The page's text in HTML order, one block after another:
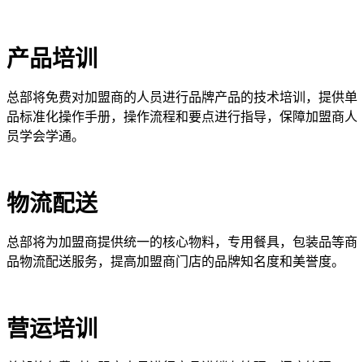
产品培训
总部将免费对加盟商的人员进行品牌产品的技术培训，提供单
品标准化操作手册，操作流程和要点进行指导，保障加盟商人
员学会学通。
物流配送
总部将为加盟商提供统一的核心物料，专用餐具，包装品等商
品物流配送服务，提高加盟商门店的品牌知名度和美誉度。
营运培训